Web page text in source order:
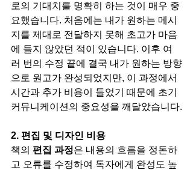
로의 기대치를 명확히 하는 것이 매우 중
요했습니다. 처음에는 내가 원하는 메시
지를 제대로 전달하지 못해 초고가 마음
에 들지 않았던 적이 있습니다. 이후 여
러 번의 수정 끝에 결국 내가 원하는 방향
으로 원고가 완성되었지만, 이 과정에서
시간과 추가 비용이 들었기 때문에 초기
커뮤니케이션의 중요성을 깨달았습니다.
2. 편집 및 디자인 비용
책의 편집 과정은 내용의 흐름을 정돈하
고 오류를 수정하여 독자에게 완성도 높